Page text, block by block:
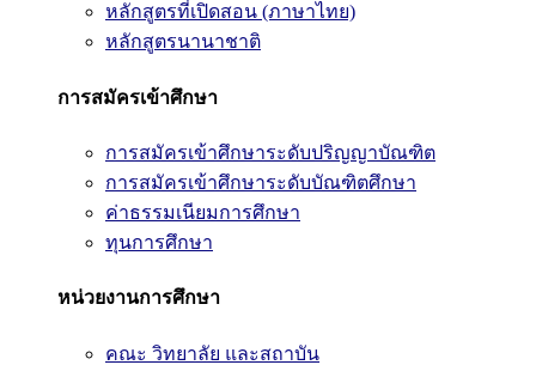
หลักสูตรที่เปิดสอน (ภาษาไทย)
หลักสูตรนานาชาติ
การสมัครเข้าศึกษา
การสมัครเข้าศึกษาระดับปริญญาบัณฑิต
การสมัครเข้าศึกษาระดับบัณฑิตศึกษา
ค่าธรรมเนียมการศึกษา
ทุนการศึกษา
หน่วยงานการศึกษา
คณะ วิทยาลัย และสถาบัน